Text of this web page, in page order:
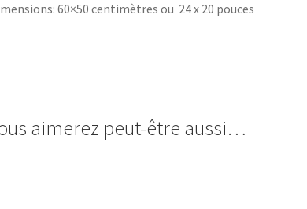
60×50 centimètres ou 24 x 20 pouces
aimerez peut-être aussi…